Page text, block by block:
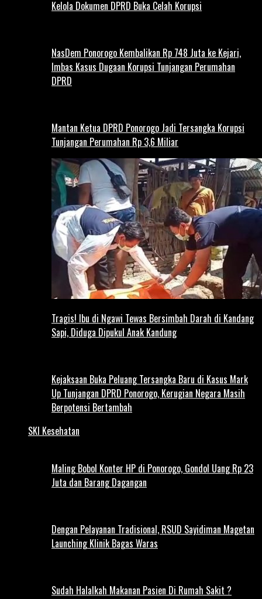
Kelola Dokumen DPRD Buka Celah Korupsi
NasDem Ponorogo Kembalikan Rp 748 Juta ke Kejari,
Imbas Kasus Dugaan Korupsi Tunjangan Perumahan
DPRD
Mantan Ketua DPRD Ponorogo Jadi Tersangka Korupsi
Tunjangan Perumahan Rp 3,6 Miliar
Tragis! Ibu di Ngawi Tewas Bersimbah Darah di Kandang
Sapi, Diduga Dipukul Anak Kandung
Kejaksaan Buka Peluang Tersangka Baru di Kasus Mark
Up Tunjangan DPRD Ponorogo, Kerugian Negara Masih
Berpotensi Bertambah
SKI Kesehatan
Maling Bobol Konter HP di Ponorogo, Gondol Uang Rp 23
Juta dan Barang Dagangan
Dengan Pelayanan Tradisional, RSUD Sayidiman Magetan
Launching Klinik Bagas Waras
Sudah Halalkah Makanan Pasien Di Rumah Sakit ?